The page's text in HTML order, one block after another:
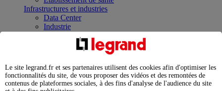
Infrastructures et industries
Data Center
Industrie
Infrastructures
Contrôler et planifier le fonctionnement des appareils
Répartir et optimiser son tableau électrique
Legrand Data Center Solutions : concentrer les
expertises au service de vos performances
Le site legrand.fr et ses partenaires utilisent des cookies afin d'optimiser les
fonctionnalités du site, de vous proposer des vidéos et des remontées de
contenus de plateformes sociales, à des fins d'analyse de l'audience du site